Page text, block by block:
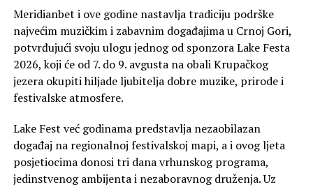
Meridianbet i ove godine nastavlja tradiciju podrške
najvećim muzičkim i zabavnim događajima u Crnoj Gori,
potvrđujući svoju ulogu jednog od sponzora Lake Festa
2026, koji će od 7. do 9. avgusta na obali Krupačkog
jezera okupiti hiljade ljubitelja dobre muzike, prirode i
festivalske atmosfere.
Lake Fest već godinama predstavlja nezaobilazan
događaj na regionalnoj festivalskoj mapi, a i ovog ljeta
posjetiocima donosi tri dana vrhunskog programa,
jedinstvenog ambijenta i nezaboravnog druženja. Uz